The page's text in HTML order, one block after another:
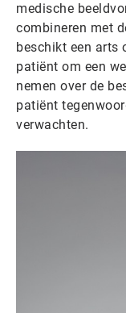
medische
combineren met
beschikt een arts
patiënt om een
nemen over de
patiënt
verwachten.